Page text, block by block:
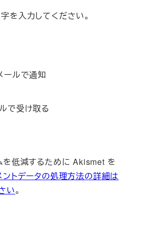
を入力してください。
ールで通知
で受け取る
を低減するために Akismet を
ントデータの処理方法の詳細は
い。